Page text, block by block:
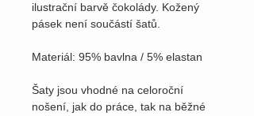
ilustrační barvě čokolády. Kožený
pásek není součástí šatů.
Materiál: 95% bavlna / 5% elastan
Šaty jsou vhodné na celoroční
nošení, jak do práce, tak na běžné